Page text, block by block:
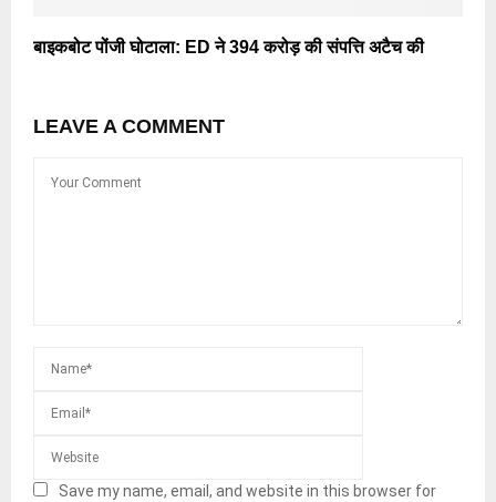
बाइकबोट पोंजी घोटाला: ED ने 394 करोड़ की संपत्ति अटैच की
LEAVE A COMMENT
Save my name, email, and website in this browser for